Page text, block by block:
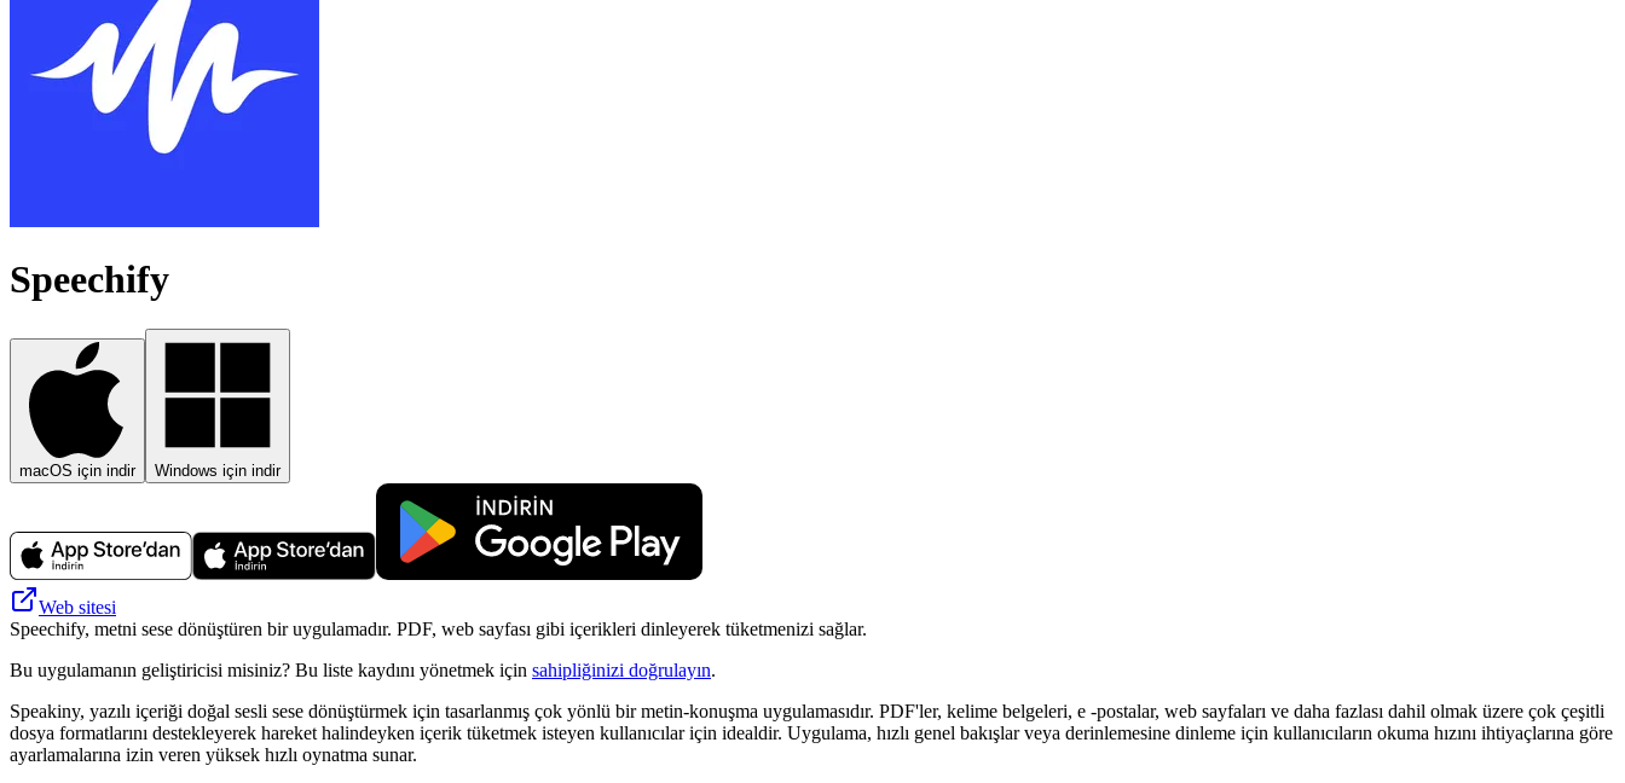
Speechify
macOS için indir Windows için indir
Web sitesi
Speechify, metni sese dönüştüren bir uygulamadır. PDF, web sayfası gibi içerikleri dinleyerek tüketmenizi sağlar.
Bu uygulamanın geliştiricisi misiniz? Bu liste kaydını yönetmek için sahipliğinizi doğrulayın.
Speakiny, yazılı içeriği doğal sesli sese dönüştürmek için tasarlanmış çok yönlü bir metin-konuşma uygulamasıdır. PDF'ler, kelime belgeleri, e -postalar, web sayfaları ve daha fazlası dahil olmak üzere çok çeşitli
dosya formatlarını destekleyerek hareket halindeyken içerik tüketmek isteyen kullanıcılar için idealdir. Uygulama, hızlı genel bakışlar veya derinlemesine dinleme için kullanıcıların okuma hızını ihtiyaçlarına göre
ayarlamalarına izin veren yüksek hızlı oynatma sunar.